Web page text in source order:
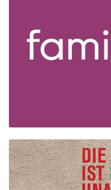
HERBERT RENZ-
POLSTER